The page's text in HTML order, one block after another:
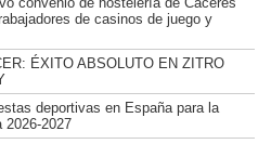
de casinos de juego y
ÉXITO ABSOLUTO EN ZITRO
deportivas en España para la
2026-2027